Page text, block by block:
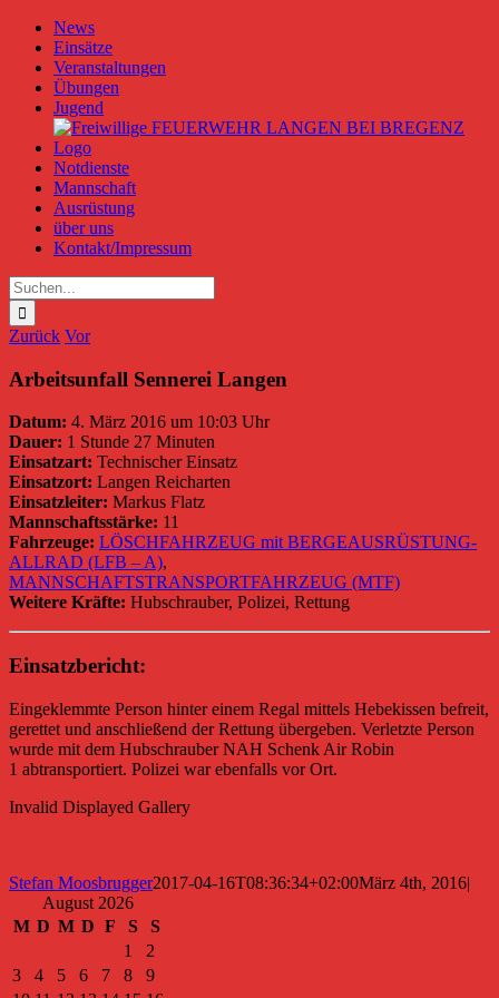
Zum
Inhalt
springen
News
Einsätze
Veranstaltungen
Übungen
Jugend
Notdienste
Mannschaft
Ausrüstung
über uns
Kontakt/Impressum
Suche
nach:
Zurück Vor
Arbeitsunfall Sennerei Langen
Datum: 4. März 2016 um 10:03 Uhr
Dauer: 1 Stunde 27 Minuten
Einsatzart: Technischer Einsatz
Einsatzort: Langen Reicharten
Einsatzleiter: Markus Flatz
Mannschaftsstärke: 11
Fahrzeuge: LÖSCHFAHRZEUG mit BERGEAUSRÜSTUNG-
ALLRAD (LFB – A),
MANNSCHAFTSTRANSPORTFAHRZEUG (MTF)
Weitere Kräfte: Hubschrauber, Polizei, Rettung
Einsatzbericht:
Eingeklemmte Person hinter einem Regal mittels Hebekissen befreit,
gerettet und anschließend der Rettung übergeben. Verletzte Person
wurde mit dem Hubschrauber NAH Schenk Air Robin
1 abtransportiert. Polizei war ebenfalls vor Ort.
Invalid Displayed Gallery
Stefan Moosbrugger2017-04-16T08:36:34+02:00März 4th, 2016|
August 2026
M D M D F S
S
1
2
3
4 5 6 7 8
9